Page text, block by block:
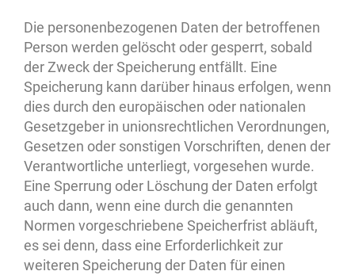
Die personenbezogenen Daten der betroffenen
Person werden gelöscht oder gesperrt, sobald
der Zweck der Speicherung entfällt. Eine
Speicherung kann darüber hinaus erfolgen, wenn
dies durch den europäischen oder nationalen
Gesetzgeber in unionsrechtlichen Verordnungen,
Gesetzen oder sonstigen Vorschriften, denen der
Verantwortliche unterliegt, vorgesehen wurde.
Eine Sperrung oder Löschung der Daten erfolgt
auch dann, wenn eine durch die genannten
Normen vorgeschriebene Speicherfrist abläuft,
es sei denn, dass eine Erforderlichkeit zur
weiteren Speicherung der Daten für einen